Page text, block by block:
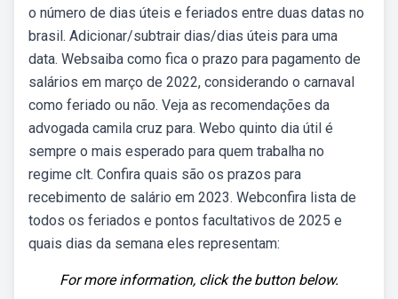
o número de dias úteis e feriados entre duas datas no
brasil. Adicionar/subtrair dias/dias úteis para uma
data. Websaiba como fica o prazo para pagamento de
salários em março de 2022, considerando o carnaval
como feriado ou não. Veja as recomendações da
advogada camila cruz para. Webo quinto dia útil é
sempre o mais esperado para quem trabalha no
regime clt. Confira quais são os prazos para
recebimento de salário em 2023. Webconfira lista de
todos os feriados e pontos facultativos de 2025 e
quais dias da semana eles representam:
For more information, click the button below.